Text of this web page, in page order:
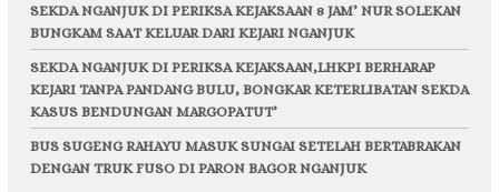
SEKDA NGANJUK DI PERIKSA KEJAKSAAN 8 JAM’ NUR SOLEKAN
BUNGKAM SAAT KELUAR DARI KEJARI NGANJUK
SEKDA NGANJUK DI PERIKSA KEJAKSAAN,LHKPI BERHARAP
KEJARI TANPA PANDANG BULU, BONGKAR KETERLIBATAN SEKDA
KASUS BENDUNGAN MARGOPATUT’
BUS SUGENG RAHAYU MASUK SUNGAI SETELAH BERTABRAKAN
DENGAN TRUK FUSO DI PARON BAGOR NGANJUK